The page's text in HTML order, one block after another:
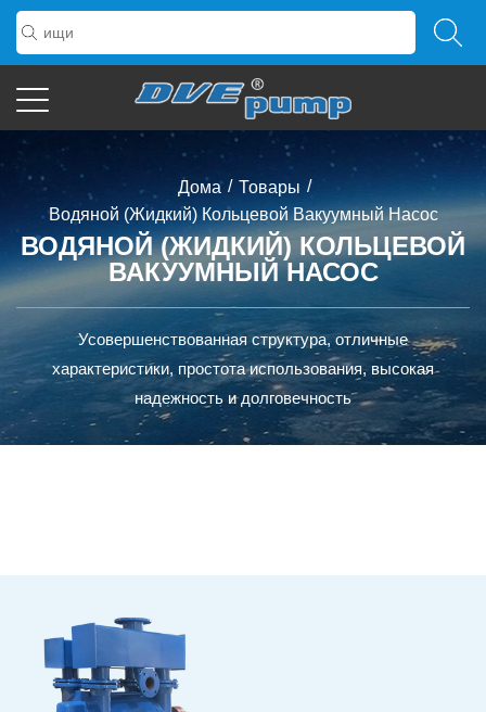
Дома / Товары /
Водяной (жидкий) Кольцевой Вакуумный Насос
ВОДЯНОЙ (ЖИДКИЙ) КОЛЬЦЕВОЙ
ВАКУУМНЫЙ НАСОС
Усовершенствованная структура, отличные
характеристики, простота использования, высокая
надежность и долговечность